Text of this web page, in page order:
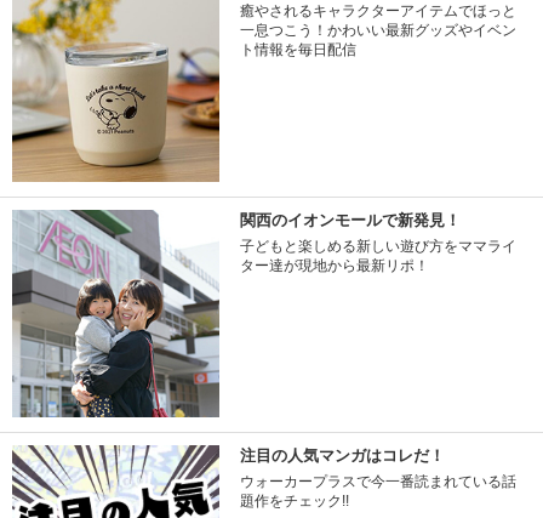
癒やされるキャラクターアイテムでほっと
一息つこう！かわいい最新グッズやイベン
ト情報を毎日配信
関西のイオンモールで新発見！
子どもと楽しめる新しい遊び方をママライ
ター達が現地から最新リポ！
注目の人気マンガはコレだ！
ウォーカープラスで今一番読まれている話
題作をチェック!!